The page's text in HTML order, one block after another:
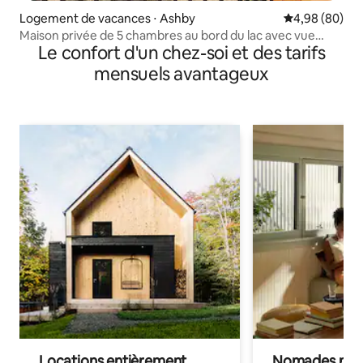
Logement de vacances ⋅ Ashby Évaluation
4,98 (80)
Maison privée de 5 chambres au bord du lac avec vue
imprenable
Le confort d'un chez-soi et des tarifs
mensuels avantageux